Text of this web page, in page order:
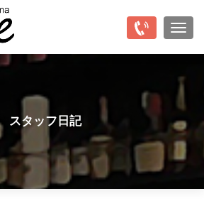
ナビ
スタッフ日記